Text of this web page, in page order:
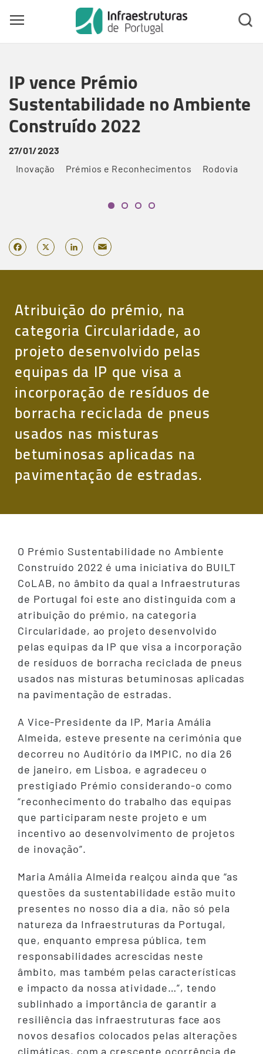
main
content
Toggle main menu visibility
IP vence Prémio
Sustentabilidade no Ambiente
Construído 2022
27/01/2023
Inovação
Prémios e Reconhecimentos Rodovia
Facebook
X LinkedIn
Atribuição do prémio, na
categoria Circularidade, ao
projeto desenvolvido pelas
equipas da IP que visa a
incorporação de resíduos de
borracha reciclada de pneus
usados nas misturas
betuminosas aplicadas na
pavimentação de estradas.
O Prémio Sustentabilidade no Ambiente
Construído 2022 é uma iniciativa do BUILT
CoLAB, no âmbito da qual a Infraestruturas
de Portugal foi este ano distinguida com a
atribuição do prémio, na categoria
Circularidade, ao projeto desenvolvido
pelas equipas da IP que visa a incorporação
de resíduos de borracha reciclada de pneus
usados nas misturas betuminosas aplicadas
na pavimentação de estradas.
A Vice-Presidente da IP, Maria Amália
Almeida, esteve presente na cerimónia que
decorreu no Auditório da IMPIC, no dia 26
de janeiro, em Lisboa, e agradeceu o
prestigiado Prémio considerando-o como
“reconhecimento do trabalho das equipas
que participaram neste projeto e um
incentivo ao desenvolvimento de projetos
de inovação”.
Maria Amália Almeida realçou ainda que “as
questões da sustentabilidade estão muito
presentes no nosso dia a dia, não só pela
natureza da Infraestruturas da Portugal,
que, enquanto empresa pública, tem
responsabilidades acrescidas neste
âmbito, mas também pelas características
e impacto da nossa atividade…”, tendo
sublinhado a importância de garantir a
resiliência das infraestruturas face aos
novos desafios colocados pelas alterações
climáticas, com a crescente ocorrência de